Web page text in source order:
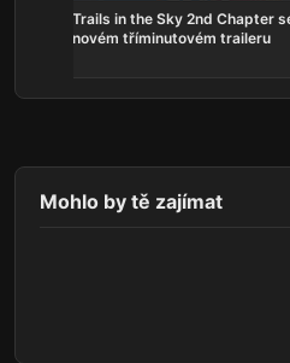
Trails in the Sky 2nd Chapter
novém tříminutovém traileru
Mohlo by tě zajímat